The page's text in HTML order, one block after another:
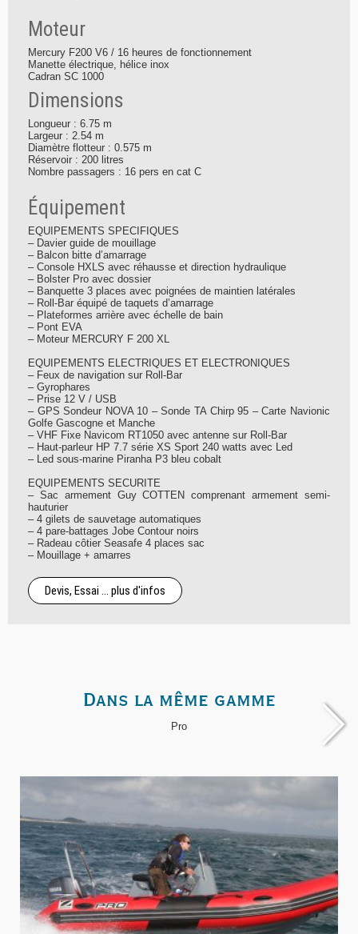
Moteur
Mercury F200 V6 / 16 heures de fonctionnement
Manette électrique, hélice inox
Cadran SC 1000
Dimensions
Longueur : 6.75 m
Largeur : 2.54 m
Diamètre flotteur : 0.575 m
Réservoir : 200 litres
Nombre passagers : 16 pers en cat C
Équipement
EQUIPEMENTS SPECIFIQUES
– Davier guide de mouillage
– Balcon bitte d’amarrage
– Console HXLS avec réhausse et direction hydraulique
– Bolster Pro avec dossier
– Banquette 3 places avec poignées de maintien latérales
– Roll-Bar équipé de taquets d’amarrage
– Plateformes arrière avec échelle de bain
– Pont EVA
– Moteur MERCURY F 200 XL
EQUIPEMENTS ELECTRIQUES ET ELECTRONIQUES
– Feux de navigation sur Roll-Bar
– Gyrophares
– Prise 12 V / USB
– GPS Sondeur NOVA 10 – Sonde TA Chirp 95 – Carte Navionic
Golfe Gascogne et Manche
– VHF Fixe Navicom RT1050 avec antenne sur Roll-Bar
– Haut-parleur HP 7.7 série XS Sport 240 watts avec Led
– Led sous-marine Piranha P3 bleu cobalt
EQUIPEMENTS SECURITE
– Sac armement Guy COTTEN comprenant armement semi-
hauturier
– 4 gilets de sauvetage automatiques
– 4 pare-battages Jobe Contour noirs
– Radeau côtier Seasafe 4 places sac
– Mouillage + amarres
Devis, Essai ... plus d'infos
Dans la même gamme
Pro